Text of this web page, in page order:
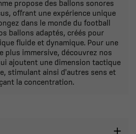
propose des ballons sonores
offrant une expérience unique
dans le monde du football
ballons adaptés, créés pour
fluide et dynamique. Pour une
plus immersive, découvrez nos
ajoutent une dimension tactique
stimulant ainsi d'autres sens et
la concentration.